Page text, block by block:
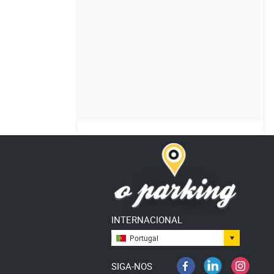
INTERNACIONAL
Portugal
SIGA-NOS